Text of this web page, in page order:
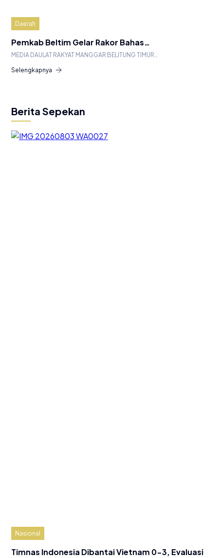
Daerah
Pemkab Beltim Gelar Rakor Bahas…
MEDIA DAULAT RAKYAT MANGGAR BELITUNG TIMUR…
Selengkapnya
Berita Sepekan
Nasional
Timnas Indonesia Dibantai Vietnam 0-3, Evaluasi